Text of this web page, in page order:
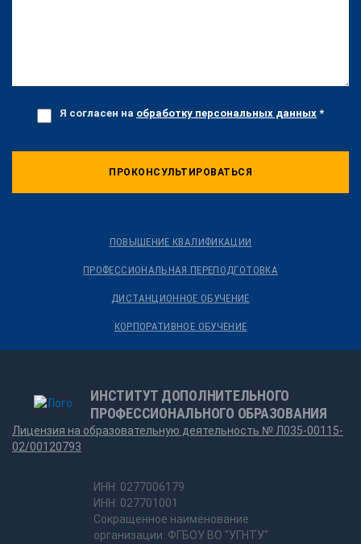
Я согласен на обработку персональных данных *
ПРОКОНСУЛЬТИРОВАТЬСЯ
ПОВЫШЕНИЕ КВАЛИФИКАЦИИ
ПРОФЕССИОНАЛЬНАЯ ПЕРЕПОДГОТОВКА
ДИСТАНЦИОННОЕ ОБУЧЕНИЕ
КОРПОРАТИВНОЕ ОБУЧЕНИЕ
ИНСТИТУТ ДОПОЛНИТЕЛЬНОГО
ПРОФЕССИОНАЛЬНОГО ОБРАЗОВАНИЯ
Лицензия на образовательную деятельность № Л035-00115-
02/00120793
ИНН: 0277006179
ИНН: 027701001
Сокращенное наименование
организации: ФГБОУ ВО "УГНТУ"